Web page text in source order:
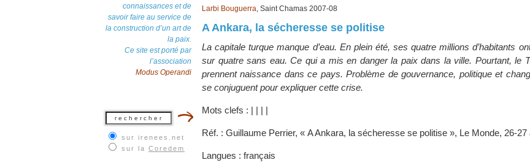
connaissances et de
savoir faire au service de
la construction d’un art de
la paix.
Ce site est porté par
l’association
Modus Operandi
sur irenees.net
sur la Coredem
Larbi Bouguerra, Saint Chamas 2007-08
A Ankara, la sécheresse se politise
La capitale turque manque d’eau. En plein été, ses quatre millions d’habitants
sur quatre sans eau. Ce qui a mis en danger la paix dans la ville. Pourtant, le
prennent naissance dans ce pays. Problème de gouvernance, politique et
se conjuguent pour expliquer cette crise.
Mots clefs : | | | |
Réf. : Guillaume Perrier, « A Ankara, la sécheresse se politise », Le Monde, 26-27
Langues : français